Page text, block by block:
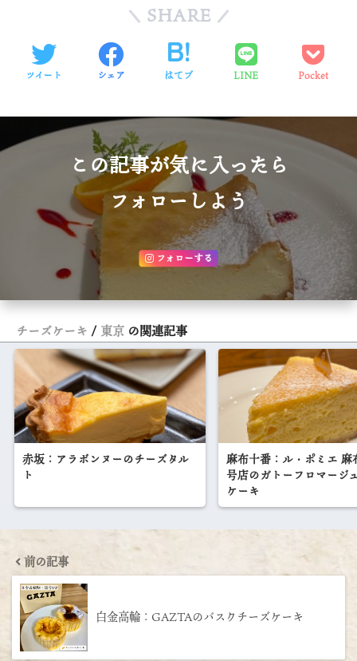
SHARE
ツイート シェア はてブ LINE Pocket
この記事が気に入ったら
フォローしよう
フォローする
チーズケーキ 東京 の関連記事
赤坂：アラボンヌーのチーズタル
ト
麻布十番：ル・ポミエ 麻
号店のガトーフロマージ
ケーキ
前の記事
白金高輪：GAZTAのバスクチーズケーキ